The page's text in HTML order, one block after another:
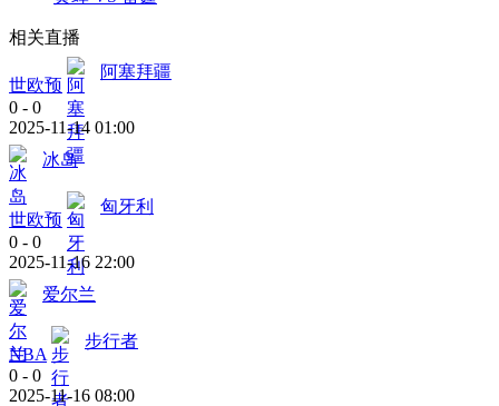
相关直播
世欧预
阿塞拜疆
0 - 0
2025-11-14 01:00
冰岛
世欧预
匈牙利
0 - 0
2025-11-16 22:00
爱尔兰
NBA
步行者
0 - 0
2025-11-16 08:00